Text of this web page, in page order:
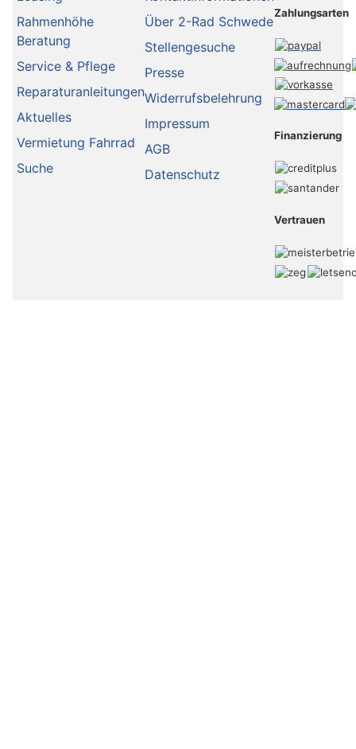
Rahmenhöhe
Beratung
Service & Pflege
Reparaturanleitungen
Aktuelles
Vermietung Fahrrad
Suche
Über 2-Rad Schwede
Stellengesuche
Presse
Widerrufsbelehrung
Impressum
AGB
Datenschutz
Zahlungsarten
Finanzierung
Vertrauen